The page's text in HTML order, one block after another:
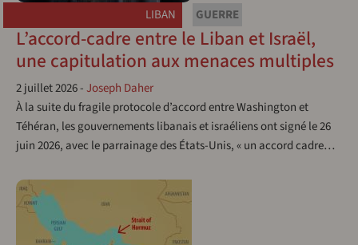
LIBAN GUERRE
L’accord-cadre entre le Liban et Israël,
une capitulation aux menaces multiples
2 juillet 2026-Joseph Daher
À la suite du fragile protocole d’accord entre Washington et
Téhéran, les gouvernements libanais et israéliens ont signé le 26
juin 2026, avec le parrainage des États-Unis, « un accord cadre…